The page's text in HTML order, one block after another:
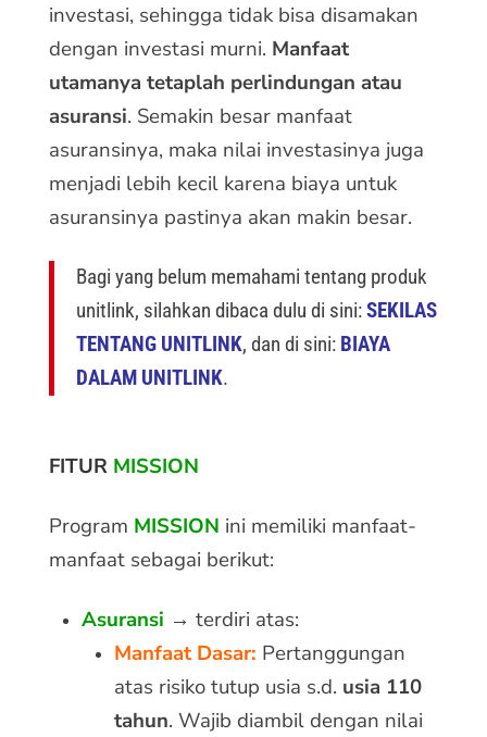
investasi, sehingga tidak bisa disamakan
dengan investasi murni. Manfaat
utamanya tetaplah perlindungan atau
asuransi. Semakin besar manfaat
asuransinya, maka nilai investasinya juga
menjadi lebih kecil karena biaya untuk
asuransinya pastinya akan makin besar.
Bagi yang belum memahami tentang produk
unitlink, silahkan dibaca dulu di sini:SEKILAS
TENTANG UNITLINK, dan di sini: BIAYA
DALAM UNITLINK.
FITUR MISSION
Program MISSION ini memiliki manfaat-
manfaat sebagai berikut:
Asuransi → terdiri atas:
Manfaat Dasar: Pertanggungan
atas risiko tutup usia s.d. usia 110
tahun. Wajib diambil dengan nilai